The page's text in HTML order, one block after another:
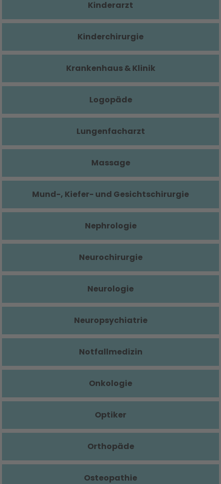
Kinderarzt
Kinderchirurgie
Krankenhaus & Klinik
Logopäde
Lungenfacharzt
Massage
Mund-, Kiefer- und Gesichtschirurgie
Nephrologie
Neurochirurgie
Neurologie
Neuropsychiatrie
Notfallmedizin
Onkologie
Optiker
Orthopäde
Osteopathie